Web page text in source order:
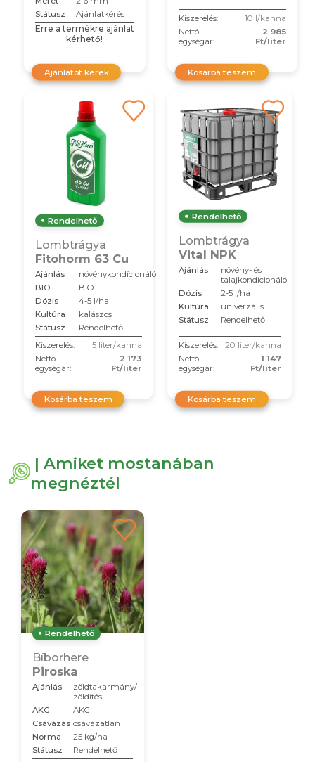
Státusz
Ajánlatkérés
Erre a termékre ajánlat
kérhető!
Ajánlatot kérek
Kiszerelés:
10 l/kanna
Nettó
egységár:
2 985
Ft/liter
Kosárba teszem
Rendelhető
Lombtrágya
Fitohorm 63 Cu
Ajánlás
növénykondícionáló
BIO
BIO
Dózis
4-5 l/ha
Kultúra
kalászos
Státusz
Rendelhető
Kiszerelés:
5 liter/kanna
Nettó
egységár:
2 173
Ft/liter
Kosárba teszem
Rendelhető
Lombtrágya
Vital NPK
Ajánlás
növény- és
talajkondícionáló
Dózis
2-5 l/ha
Kultúra
univerzális
Státusz
Rendelhető
Kiszerelés:
20 liter/kanna
Nettó
egységár:
1 147
Ft/liter
Kosárba teszem
| Amiket mostanában
megnéztél
Rendelhető
Bíborhere
Piroska
Ajánlás
zöldtakarmány/
zöldítés
AKG
AKG
Csávázás csávázatlan
Norma
25 kg/ha
Státusz
Rendelhető